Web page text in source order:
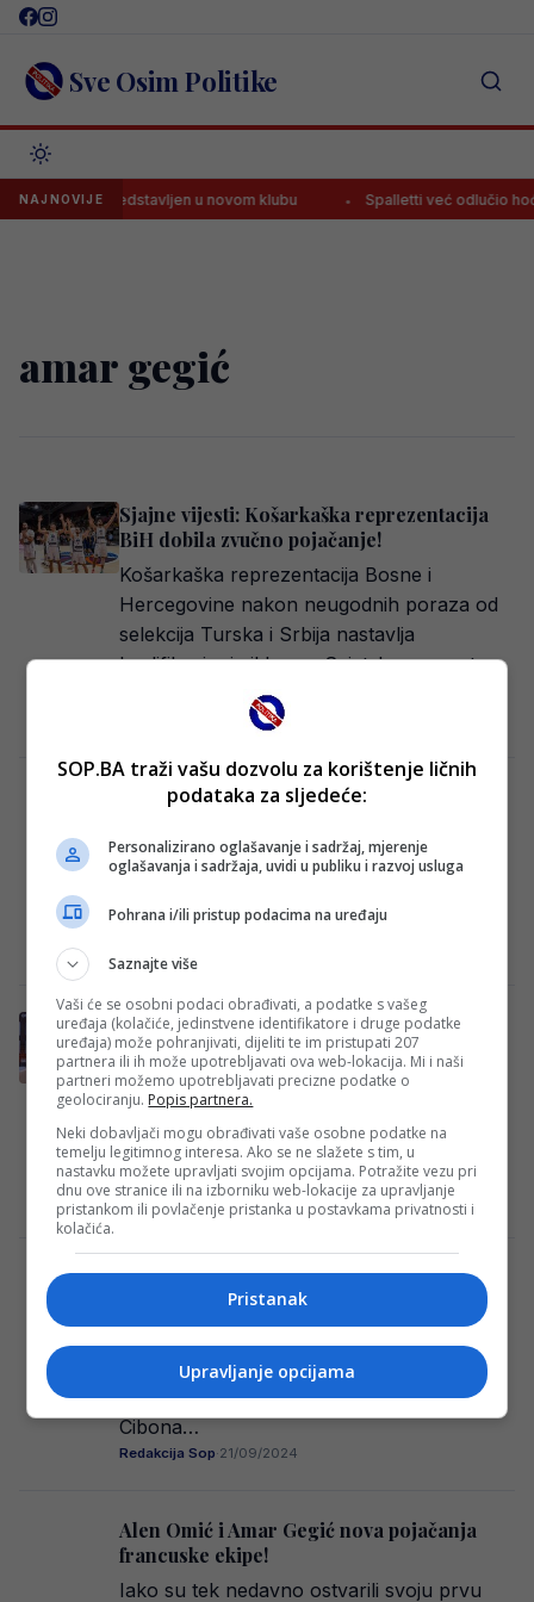
Skip
content Sve Osim Politike
NAJNOVIJE
zvanično predstavljen u novom klubu Spalletti već odlučio
amar gegić
Sjajne vijesti: Košarkaška reprezentacija
BiH dobila zvučno pojačanje!
Košarkaška reprezentacija Bosne i
Hercegovine nakon neugodnih poraza od
selekcija Turska i Srbija nastavlja
kvalifikacioni ciklus za Svjetsko prvenstvo
19/02/2026
Amar Gegić ima novi klub!
Subotice, potvrdio je klub zvaničnim
Hercegovine danas je i…
Amar Gegić otkrio šta se mora uraditi da
reprezentacija napravi veći iskorak!
Košarkaška reprezentacija Bosne i
Hercegovine odigrala je sjajnu utakmicu na
Eurobasketu protiv moćne Italije! Italija je
ipak slavila pobjedu rezultatom…
Redakcija Sop·31/08/2025
Briljantna partija Amara Gegića na
otvaranju ABA lige
utakmicom između Cibone i Zadra, u kojoj
je Zadar uvjerljivo slavio rezultatom 87:69.
Cibona…
Redakcija Sop·21/09/2024
Alen Omić i Amar Gegić nova pojačanja
francuske ekipe!
Iako su tek nedavno ostvarili svoju prvu
SOP.BA traži vašu dozvolu za korištenje ličnih
podataka za sljedeće:
Personalizirano oglašavanje i sadržaj, mjerenje
oglašavanja i sadržaja, uvidi u publiku i razvoj usluga
Pohrana i/ili pristup podacima na uređaju
Saznajte više
Vaši će se osobni podaci obrađivati, a podatke s vašeg
uređaja (kolačiće, jedinstvene identifikatore i druge podatke
uređaja) može pohranjivati, dijeliti te im pristupati 207
partnera ili ih može upotrebljavati ova web-lokacija. Mi i naši
partneri možemo upotrebljavati precizne podatke o
geolociranju. Popis partnera.
Neki dobavljači mogu obrađivati vaše osobne podatke na
temelju legitimnog interesa. Ako se ne slažete s tim, u
nastavku možete upravljati svojim opcijama. Potražite vezu pri
dnu ove stranice ili na izborniku web-lokacije za upravljanje
pristankom ili povlačenje pristanka u postavkama privatnosti i
kolačića.
Pristanak
Upravljanje opcijama